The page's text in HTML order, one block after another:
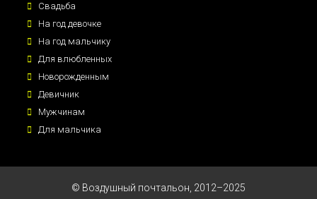
Свадьба
На год девочке
На год мальчику
Для влюбленных
Новорожденным
Девичник
Мужчинам
Для мальчика
© Воздушный почтальон, 2012–2025